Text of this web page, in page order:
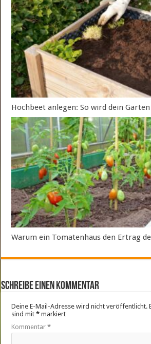
Hochbeet anlegen: So wird dein
Warum ein Tomatenhaus den Ertrag
Schreibe einen Kommentar
Deine E-Mail-Adresse wird nicht veröffentlicht.
sind mit* markiert
Kommentar*